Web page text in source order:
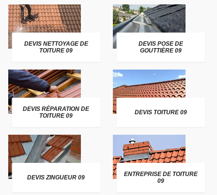
DEVIS NETTOYAGE DE
TOITURE 09
DEVIS POSE DE
GOUTTIÈRE 09
DEVIS RÉPARATION DE
TOITURE 09
DEVIS TOITURE 09
DEVIS ZINGUEUR 09
ENTREPRISE DE TOITURE
09